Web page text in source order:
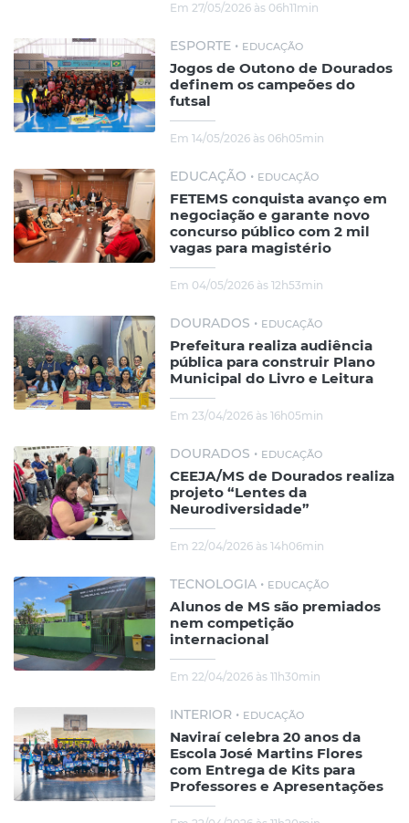
Em 27/05/2026 às 06h11min
ESPORTE • EDUCAÇÃO
Jogos de Outono de Dourados
definem os campeões do
futsal
Em 14/05/2026 às 06h05min
EDUCAÇÃO • EDUCAÇÃO
FETEMS conquista avanço em
negociação e garante novo
concurso público com 2 mil
vagas para magistério
Em 04/05/2026 às 12h53min
DOURADOS • EDUCAÇÃO
Prefeitura realiza audiência
pública para construir Plano
Municipal do Livro e Leitura
Em 23/04/2026 às 16h05min
DOURADOS • EDUCAÇÃO
CEEJA/MS de Dourados realiza
projeto “Lentes da
Neurodiversidade”
Em 22/04/2026 às 14h06min
TECNOLOGIA • EDUCAÇÃO
Alunos de MS são premiados
nem competição
internacional
Em 22/04/2026 às 11h30min
INTERIOR • EDUCAÇÃO
Naviraí celebra 20 anos da
Escola José Martins Flores
com Entrega de Kits para
Professores e Apresentações